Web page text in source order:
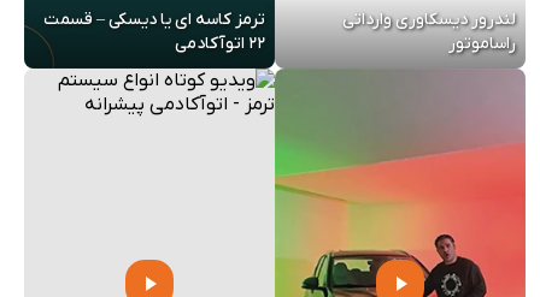
لندرور دیسکاوری وارداتی
راساموتور
ترمز کاسه ای یا دیسکی – قسمت
22 اتوآکادمی